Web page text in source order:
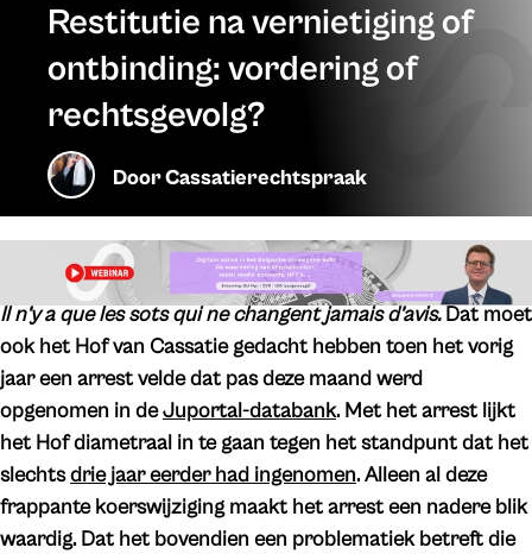
Restitutie na vernietiging of
ontbinding: vordering of
rechtsgevolg?
DoorCassatierechtspraak
Il n’y a que les sots qui ne changent jamais d’avis.Dat moet
ook het Hof van Cassatie gedacht hebben toen het vorig
jaar een arrest velde dat pas deze maand werd
opgenomen in deJuportal-databank. Met het arrest lijkt
het Hof diametraal in te gaan tegen het standpunt dat het
slechtsdrie jaar eerder had ingenomen. Alleen al deze
frappante koerswijziging maakt het arrest een nadere blik
waardig. Dat het bovendien een problematiek betreft die